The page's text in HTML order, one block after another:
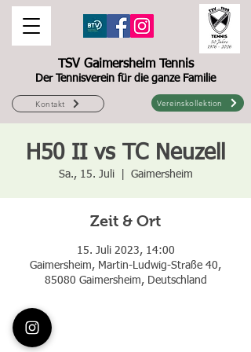
TSV Gaimersheim Tennis
Der Tennisverein für die ganze Familie
Vereinskollektion
Kontakt
H50 II vs TC Neuzell
Sa., 15. Juli
  |
Gaimersheim
Zeit & Ort
15. Juli 2023, 14:00
Gaimersheim, Martin-Ludwig-Straße 40,
85080 Gaimersheim, Deutschland